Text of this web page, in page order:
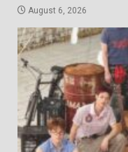
August 6, 2026